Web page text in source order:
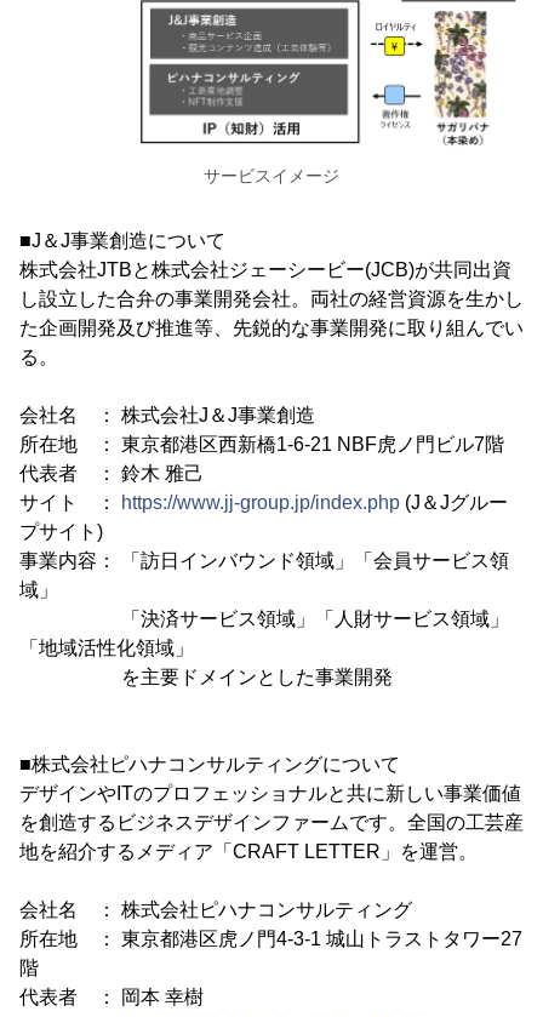
サービスイメージ
■J＆J事業創造について
株式会社JTBと株式会社ジェーシービー(JCB)が共同出資
し設立した合弁の事業開発会社。両社の経営資源を生かし
た企画開発及び推進等、先鋭的な事業開発に取り組んでい
る。
会社名 ： 株式会社J＆J事業創造
所在地 ： 東京都港区西新橋1-6-21 NBF虎ノ門ビル7階
代表者 ： 鈴木 雅己
サイト ：
https://www.jj-group.jp/index.php (J＆Jグルー
プサイト)
事業内容： 「訪日インバウンド領域」「会員サービス領
域」
「決済サービス領域」「人財サービス領域」
「地域活性化領域」
を主要ドメインとした事業開発
■株式会社ピハナコンサルティングについて
デザインやITのプロフェッショナルと共に新しい事業価値
を創造するビジネスデザインファームです。全国の工芸産
地を紹介するメディア「CRAFT LETTER」を運営。
会社名 ： 株式会社ピハナコンサルティング
所在地 ： 東京都港区虎ノ門4-3-1 城山トラストタワー27
階
代表者 ： 岡本 幸樹